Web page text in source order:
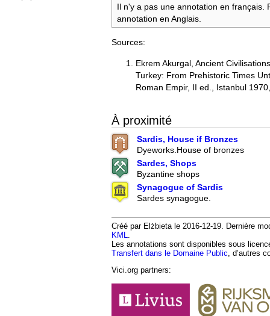
Il n'y a pas une annotation en français.
annotation en Anglais.
Sources:
Ekrem Akurgal, Ancient
Turkey: From Prehistoric Times
Roman Empir, II ed., Istanbul
À proximité
Sardis, House if Bronzes
Dyeworks.House of bronzes
Sardes, Shops
Byzantine shops
Synagogue of Sardis
Sardes synagogue.
Créé par Elżbieta le 2016-12-19. Dernière
KML
Les annotations sont disponibles sous
Transfert dans le Domaine Public , d’autres
Vici.org partners: